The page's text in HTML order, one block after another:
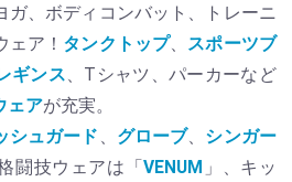
ガ、ボディコンバット、トレーニ
ア！ タンクトップ、 スポーツブ
ギンス 、Tシャツ、パーカーなど
ェアが充実。
シュガード グローブ、 シンガー
闘技ウェアは「VENUM 」、キッ